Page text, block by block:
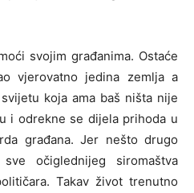
svojim građanima. Ostaće
vjerovatno jedina zemlja a
koja ama baš ništa nije
i odrekne se dijela prihoda u
građana. Jer nešto drugo
očiglednijeg siromaštva
Takav život trenutno